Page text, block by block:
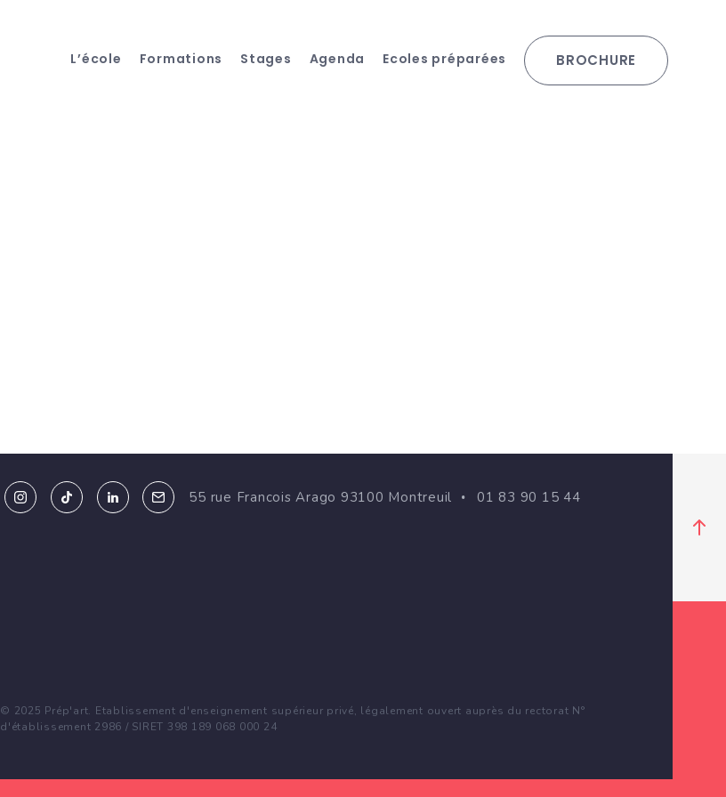
L’école Formations Stages Agenda Ecoles préparées BROCHURE
55 rue Francois Arago 93100 Montreuil 01 83 90 15 44
© 2025 Prép'art. Etablissement d'enseignement supérieur privé, légalement ouvert auprès du rectorat N°
d'établissement 2986 / SIRET 398 189 068 000 24